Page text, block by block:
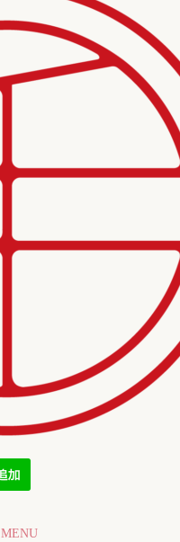
MENU